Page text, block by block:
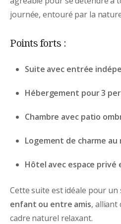
journée, entouré par la
Points forts :
Suite avec entrée
Hébergement pour 3
Chambre avec patio
Logement de charme au
Hôtel avec espace privé
Cette suite est idéale pour un
enfant ou entre amis, alliant
cadre naturel relaxant.